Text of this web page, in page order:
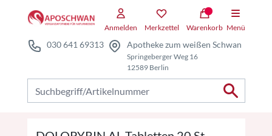
Anmelden Merkzettel Warenkorb Menü
030 641 69313 Apotheke zum weißen Schwan
Springeberger Weg 16
12589 Berlin